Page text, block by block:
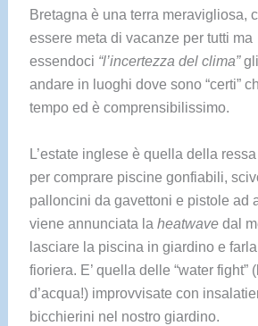
Bretagna è una terra meravigliosa,
essere meta di vacanze per tutti ma
essendoci “l’incertezza del clima”gli
andare in luoghi dove sono “certi”
tempo ed è comprensibilissimo.
L’estate inglese è quella della
per comprare piscine gonfiabili,
palloncini da gavettoni e pistole ad
viene annunciata la heatwave dal
lasciare la piscina in giardino e
fioriera. E’ quella delle “water fight”
d’acqua!) improvvisate con
bicchierini nel nostro giardino.